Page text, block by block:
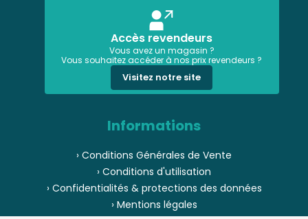
Accès revendeurs
Vous avez un magasin ?
Vous souhaitez accéder à nos prix revendeurs ?
Visitez notre site
Informations
› Conditions Générales de Vente
› Conditions d'utilisation
› Confidentialités & protections des données
› Mentions légales